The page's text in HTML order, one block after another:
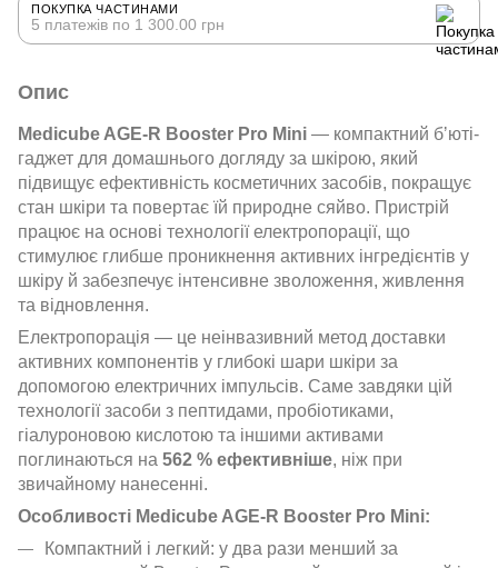
ПОКУПКА ЧАСТИНАМИ
5 платежів по 1 300.00 грн
Опис
Medicube AGE-R Booster Pro Mini — компактний бʼюті-
гаджет для домашнього догляду за шкірою, який
підвищує ефективність косметичних засобів, покращує
стан шкіри та повертає їй природне сяйво. Пристрій
працює на основі технології електропорації, що
стимулює глибше проникнення активних інгредієнтів у
шкіру й забезпечує інтенсивне зволоження, живлення
та відновлення.
Електропорація — це неінвазивний метод доставки
активних компонентів у глибокі шари шкіри за
допомогою електричних імпульсів. Саме завдяки цій
технології засоби з пептидами, пробіотиками,
гіалуроновою кислотою та іншими активами
поглинаються на 562 % ефективніше, ніж при
звичайному нанесенні.
Особливості Medicube AGE-R Booster Pro Mini:
Компактний і легкий: у два рази менший за